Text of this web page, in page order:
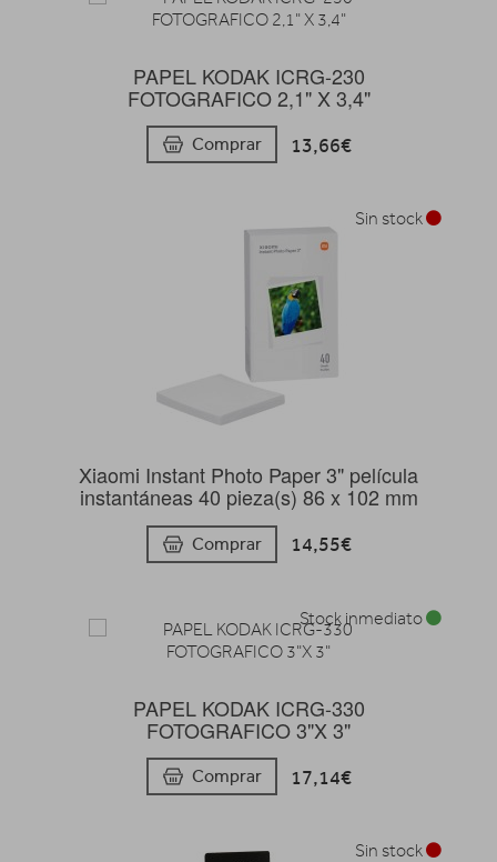
PAPEL KODAK ICRG-230
FOTOGRAFICO 2,1" X 3,4"
Comprar 13,66€
Xiaomi Instant Photo Paper 3" película
instantáneas 40 pieza(s) 86 x 102 mm
Comprar 14,55€
Sin stock
PAPEL KODAK ICRG-330
FOTOGRAFICO 3"X 3"
Comprar 17,14€
Stock inmediato
Sin stock